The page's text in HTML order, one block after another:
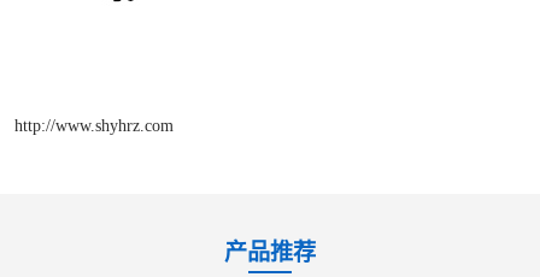
http://www.shyhrz.com
产品推荐